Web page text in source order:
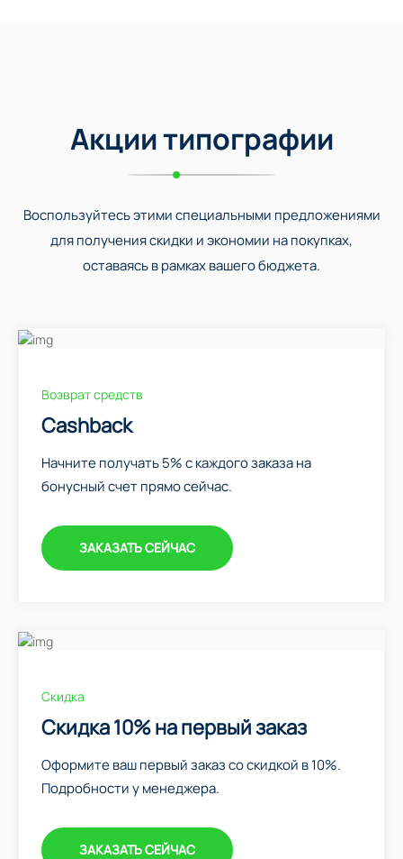
Акции типографии
Воспользуйтесь этими специальными предложениями
для получения скидки и экономии на покупках,
оставаясь в рамках вашего бюджета.
Возврат средств
Cashback
Начните получать 5% с каждого заказа на
бонусный счет прямо сейчас.
ЗАКАЗАТЬ СЕЙЧАС
Скидка
Скидка 10% на первый заказ
Оформите ваш первый заказ со скидкой в 10%.
Подробности у менеджера.
ЗАКАЗАТЬ СЕЙЧАС